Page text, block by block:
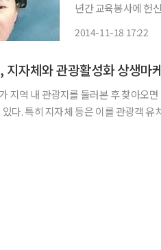
년간 교육봉사에 헌
2014-11-18 17:22
지자체와 관광활성화 상생마
지역 내 관광지를 둘러본 후 찾아오
체도 긍정적 이미지 제고